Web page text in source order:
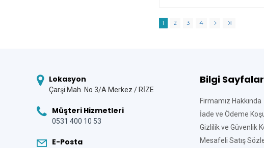
1 2 3 4
Lokasyon
Çarşi Mah. No 3/A Merkez / RİZE
Müşteri Hizmetleri
0531 400 10 53
E-Posta
Bilgi
Firmamız Hakkında
İade ve Ödeme
Gizlilik ve Güvenlik
Mesafeli Satış